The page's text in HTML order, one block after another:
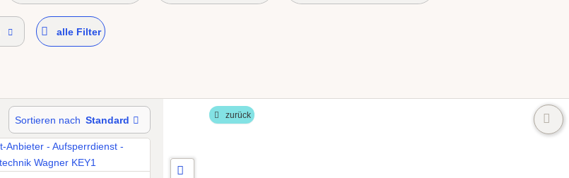
alle Filter
Sortieren nach Standard zurück